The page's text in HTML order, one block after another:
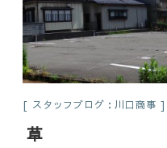
スタッフブログ：川口商事
草